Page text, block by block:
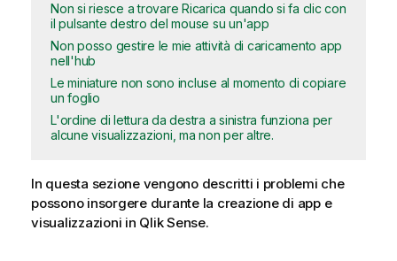
Non si riesce a trovare Ricarica quando si fa clic con
il pulsante destro del mouse su un'app
Non posso gestire le mie attività di caricamento app
nell'hub
Le miniature non sono incluse al momento di copiare
un foglio
L'ordine di lettura da destra a sinistra funziona per
alcune visualizzazioni, ma non per altre.
In questa sezione vengono descritti i problemi che
possono insorgere durante la creazione di app e
visualizzazioni in Qlik Sense.